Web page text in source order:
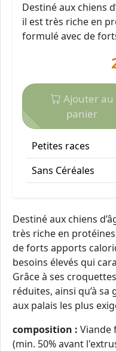
Destiné aux chiens
il est très riche en
formulé avec de
Ajouter au
panier
Petites races
Sans Céréales
Destiné aux chiens
très riche en
de forts apports
besoins élevés qui
Grâce à ses
réduites, ainsi qu’à
aux palais les plus
composition : Viande
(min. 50% avant